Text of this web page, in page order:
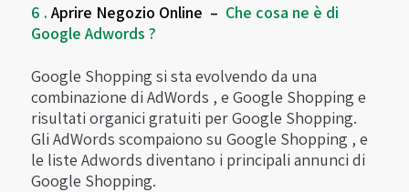
6 . Aprire Negozio Online – Che cosa ne è di
Google Adwords ?
Google Shopping si sta evolvendo da una
combinazione di AdWords , e Google Shopping e
risultati organici gratuiti per Google Shopping.
Gli AdWords scompaiono su Google Shopping , e
le liste Adwords diventano i principali annunci di
Google Shopping.